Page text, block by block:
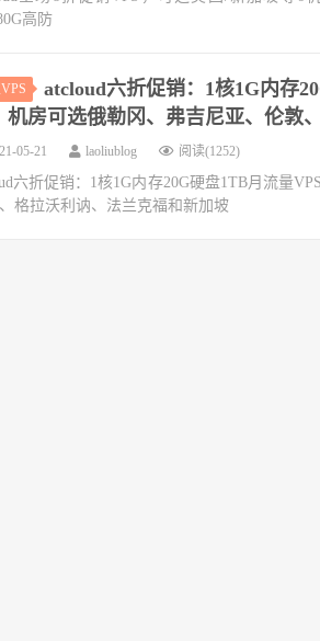
高防
atcloud六折促销：1核1G内存
机房可选俄勒冈、弗吉尼亚、伦敦
05-21 laoliublog 阅读(1252)
六折促销：1核1G内存20G硬盘1TB月流量
格拉沃利讷、法兰克福和新加坡